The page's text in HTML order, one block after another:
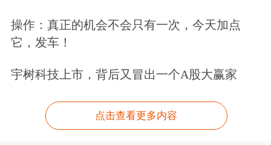
7月，新登记的22家私募中，证券类私
券类机构比股权类机构少10家。
这或许表明，二级市场的配置价值正吸
操作：真正的机会不会只有一次，今天加点
它，发车！
宇树科技上市，背后又冒出一个A股大赢家
点击查看更多内容